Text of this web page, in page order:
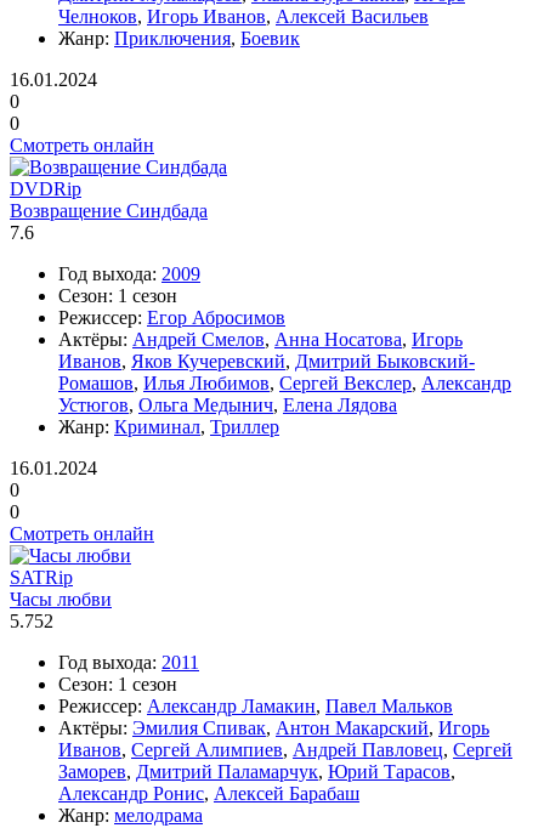
Челноков, Игорь Иванов, Алексей Васильев
Жанр: Приключения, Боевик
16.01.2024
0
0
Смотреть онлайн
DVDRip
Возвращение Синдбада
7.6
Год выхода: 2009
Сезон: 1 сезон
Режиссер: Егор Абросимов
Актёры: Андрей Смелов, Анна Носатова, Игорь
Иванов, Яков Кучеревский, Дмитрий Быковский-
Ромашов, Илья Любимов, Сергей Векслер, Александр
Устюгов, Ольга Медынич, Елена Лядова
Жанр: Криминал, Триллер
16.01.2024
0
0
Смотреть онлайн
SATRip
Часы любви
5.752
Год выхода: 2011
Сезон: 1 сезон
Режиссер: Александр Ламакин, Павел Мальков
Актёры: Эмилия Спивак, Антон Макарский, Игорь
Иванов, Сергей Алимпиев, Андрей Павловец, Сергей
Заморев, Дмитрий Паламарчук, Юрий Тарасов,
Александр Ронис, Алексей Барабаш
Жанр: мелодрама